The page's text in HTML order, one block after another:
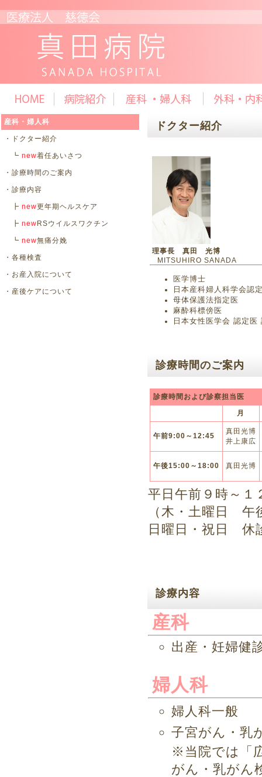
産科・婦人科
・ ドクター紹介
┗ new着任あいさつ
・ 診療時間のご案内
・ 診療内容
┣ new更年期ヘルスケア
┣ new RSウイルスワクチン
┗ new無痛分娩
・ 各種検査
・ お産入院について
・ 産後ケアについて
ドクター紹介
理事長 真田 光博
MITSUHIRO SANADA
医学博士
日本産科婦人科学会認
母体保護法指定医
麻酔科標傍医
日本女性医学会 認定医
診療時間のご案内
診療時間および診察担当医
月
午前9:00～12:45
真田光博
井上康広
午後15:00～18:00 真田光博
平日午前９時～１
（木・土曜日 午
日曜日・祝日 休
診療内容
産科
出産・妊婦健
婦人科
婦人科一般
子宮がん・乳
※当院では「
がん・乳がん